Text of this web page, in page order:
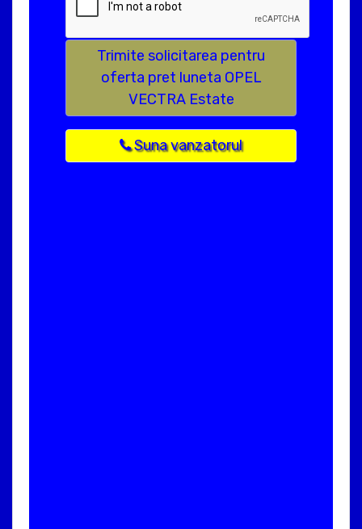
Trimite solicitarea pentru
oferta pret luneta OPEL
VECTRA Estate
Suna vanzatorul